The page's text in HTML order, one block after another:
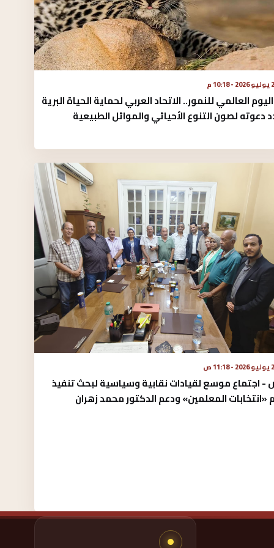
م
العالمي للنمور.. الاتحاد العربي لحماية الحياة البرية
دعوته لصون التنوع الأحيائي والموائل الطبيعية
ص
- اجتماع موسع لقيادات نقابية وسياسية لبحث تنفيذ
المعلمين» ودعم الدكتور محمد زهران